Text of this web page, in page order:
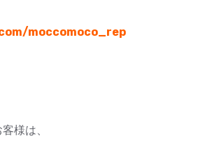
moccomoco_rep
様は、